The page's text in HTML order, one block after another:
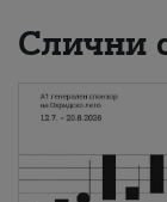
Слични